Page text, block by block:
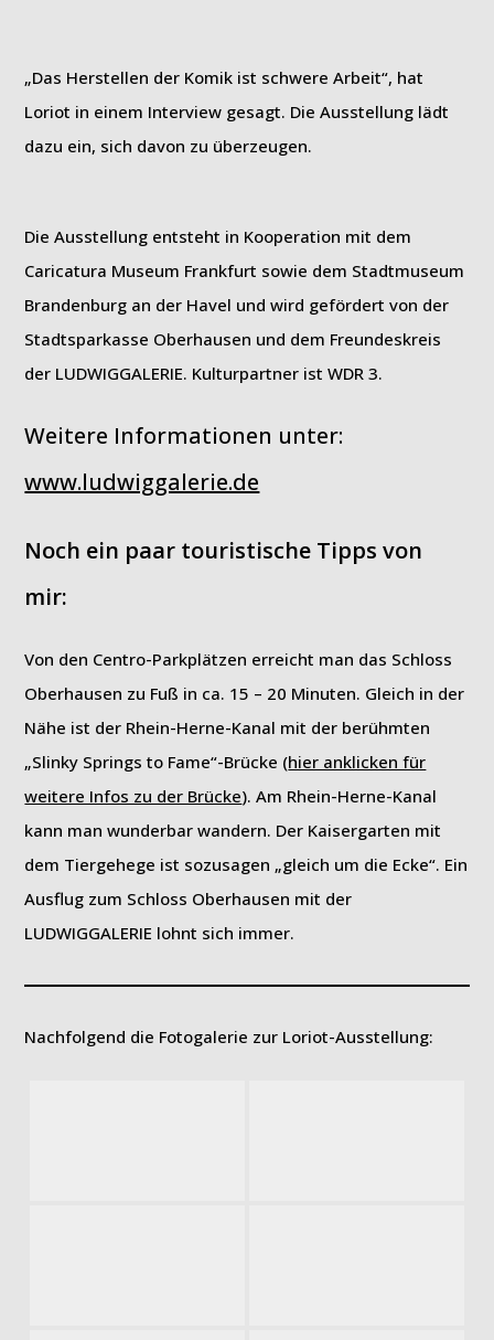
„Das Herstellen der Komik ist schwere Arbeit“, hat
Loriot in einem Interview gesagt. Die Ausstellung lädt
dazu ein, sich davon zu überzeugen.
Die Ausstellung entsteht in Kooperation mit dem
Caricatura Museum Frankfurt sowie dem Stadtmuseum
Brandenburg an der Havel und wird gefördert von der
Stadtsparkasse Oberhausen und dem Freundeskreis
der LUDWIGGALERIE. Kulturpartner ist WDR 3.
Weitere Informationen unter:
www.ludwiggalerie.de
Noch ein paar touristische Tipps von
mir:
Von den Centro-Parkplätzen erreicht man das Schloss
Oberhausen zu Fuß in ca. 15 – 20 Minuten. Gleich in der
Nähe ist der Rhein-Herne-Kanal mit der berühmten
„Slinky Springs to Fame“-Brücke (hier anklicken für
weitere Infos zu der Brücke). Am Rhein-Herne-Kanal
kann man wunderbar wandern. Der Kaisergarten mit
dem Tiergehege ist sozusagen „gleich um die Ecke“. Ein
Ausflug zum Schloss Oberhausen mit der
LUDWIGGALERIE lohnt sich immer.
Nachfolgend die Fotogalerie zur Loriot-Ausstellung: